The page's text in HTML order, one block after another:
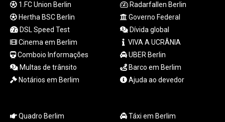
SLE 28.445176
SOS 658.791814
SRD 43.778814
STD
SVC 10.085875
SZL 18.722767
TMT 4.058036
1.FC Union Berlin
Hertha BSC Berlin
DSL Speed Test
Cinema em Berlim
Comboio Informações
Multas de trânsito
Notários em Berlim
Radarfallen Berlin
Governo Federal
Dívida global
VIVA A UCRÂNIA
UBER Berlin
Barco em Berlim
Ajuda ao devedor
Quadro Berlim
Táxi em Berlim